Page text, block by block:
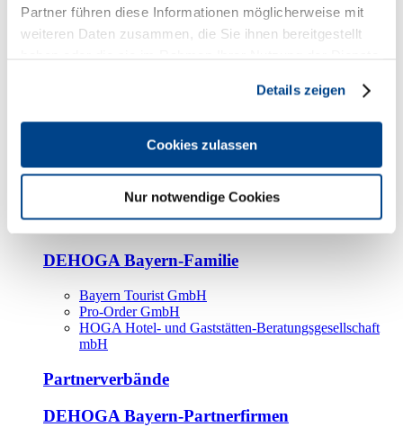
Partner führen diese Informationen möglicherweise mit
weiteren Daten zusammen, die Sie ihnen bereitgestellt
Details zeigen
Cookies zulassen
Nur notwendige Cookies
Kooperationspartner
Tourismusorganisationen
Bayern Tourismus Marketing GmbH
DEHOGA-Familie
Bundesverband
Fachverbände
DEHOGA Bayern-Familie
Bayern Tourist GmbH
Pro-Order GmbH
HOGA Hotel- und Gaststätten-Beratungsgesellschaft
mbH
Partnerverbände
DEHOGA Bayern-Partnerfirmen